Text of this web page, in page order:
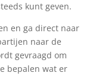
kunt geven.
en ga direct naar
naar de
gevraagd om
bepalen wat er